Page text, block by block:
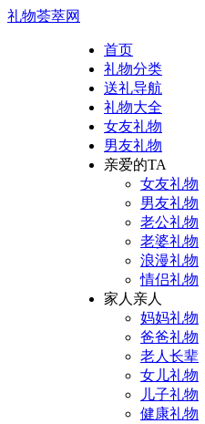
礼物荟萃网
首页
礼物分类
送礼导航
礼物大全
女友礼物
男友礼物
亲爱的TA
女友礼物
男友礼物
老公礼物
老婆礼物
浪漫礼物
情侣礼物
家人亲人
妈妈礼物
爸爸礼物
老人长辈
女儿礼物
儿子礼物
健康礼物